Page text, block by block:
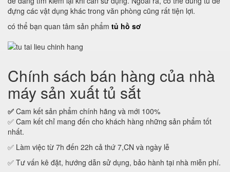
đựng các vật dụng khác trong văn phòng cũng rất tiện lợi.
có thể bạn quan tâm sản phẩm tủ hồ sơ
Chính sách bán hàng của nhà
máy sản xuất tủ sắt
✅ Cam kết sản phẩm chính hãng và mới 100%
✅ Cam kết chỉ mang đến cho khách hàng những sản phẩm tốt
nhất.
✅ Làm việc từ 7h đến 22h cả thứ 7,CN và ngày lễ
✅ Tư vấn kê đặt, hướng dẫn sử dụng, bảo hành tại nhà miễn phí.